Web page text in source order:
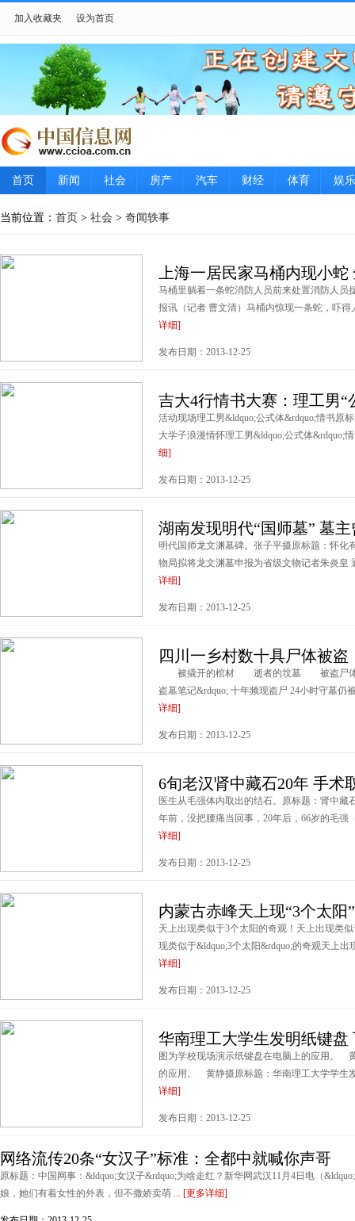
加入收藏夹 设为首页
首页 新闻 社会 房产 汽车 财经 体育 娱乐
当前位置： 首页 > 社会 > 奇闻轶事
上海一居民家马桶内现小
马桶里躺着一条蛇消防人员前来处置消防人员
报讯（记者 曹文清）马桶内惊现一条蛇，吓
详细]
发布日期：2013-12-25
吉大4行情书大赛：理工男“
活动现场理工男&ldquo;公式体&rdquo;情书原
大学子浪漫情怀理工男&ldquo;公式体&rdquo;
细]
发布日期：2013-12-25
湖南发现明代“国师墓” 墓
明代国师龙文渊墓碑。张子平摄原标题：怀化
物局拟将龙文渊墓申报为省级文物记者朱炎皇
详细]
发布日期：2013-12-25
四川一乡村数十具尸体被
被撬开的棺材 逝者的坟墓 被盗尸体散
盗墓笔记&rdquo; 十年频现盗尸 24小时守墓仍
详细]
发布日期：2013-12-25
6旬老汉肾中藏石20年 手术
医生从毛强体内取出的结石。原标题：肾中藏
年前，没把腰痛当回事，20年后，66岁的毛
详细]
发布日期：2013-12-25
内蒙古赤峰天上现“3个太阳
天上出现类似于3个太阳的奇观！天上出现类
现类似于&ldquo;3个太阳&rdquo;的奇观天上出
详细]
发布日期：2013-12-25
华南理工大学生发明纸键
图为学校现场演示纸键盘在电脑上的应用。
的应用。 黄静摄原标题：华南理工大学学生
详细]
发布日期：2013-12-25
网络流传20条“女汉子”标准：全都中就喊你声哥
原标题：中国网事：&ldquo;女汉子&rdquo;为啥走红？新华网武汉11月4日电（
娘，她们有着女性的外表，但不撒娇卖萌 ... [更多详细]